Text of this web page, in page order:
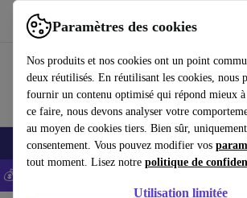
Paramètres des cookies
Nos produits et nos cookies ont un point
deux réutilisés. En réutilisant les cookies, nous
fournir un contenu optimisé qui répond mieux à
ce faire, nous devons analyser votre
au moyen de cookies tiers. Bien sûr,
consentement. Vous pouvez modifier vos
tout moment. Lisez notre politique de
Utilisation limitée
Utilisez refurbed rapidement et facilement
Smartphones Laptops Tablettes Montres
💰-5% EXTRA sur les iPhones – Code: